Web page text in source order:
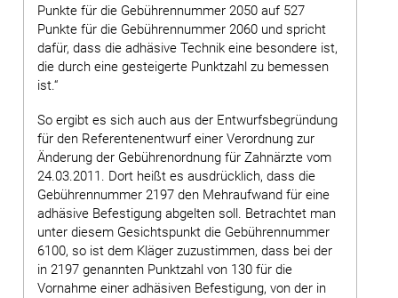
Punkte für die Gebührennummer 2050 auf 527
Punkte für die Gebührennummer 2060 und spricht
dafür, dass die adhäsive Technik eine besondere ist,
die durch eine gesteigerte Punktzahl zu bemessen
ist.“
So ergibt es sich auch aus der Entwurfsbegründung
für den Referentenentwurf einer Verordnung zur
Änderung der Gebührenordnung für Zahnärzte vom
24.03.2011. Dort heißt es ausdrücklich, dass die
Gebührennummer 2197 den Mehraufwand für eine
adhäsive Befestigung abgelten soll. Betrachtet man
unter diesem Gesichtspunkt die Gebührennummer
6100, so ist dem Kläger zuzustimmen, dass bei der
in 2197 genannten Punktzahl von 130 für die
Vornahme einer adhäsiven Befestigung, von der in